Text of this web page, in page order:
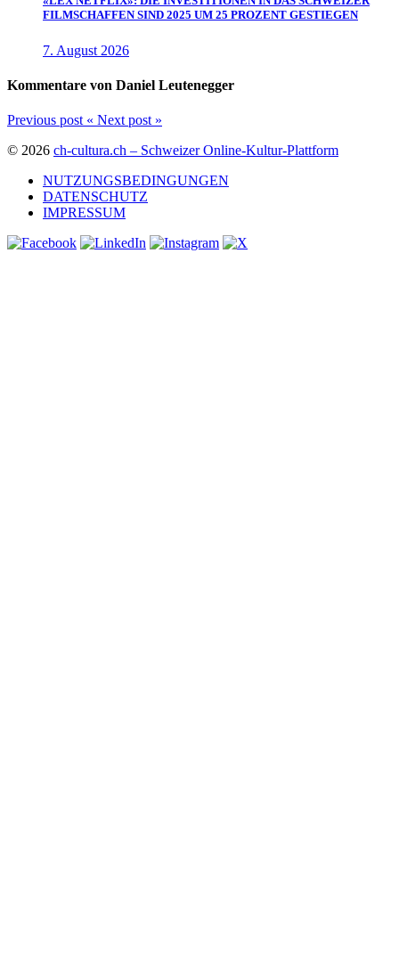
FILMSCHAFFEN SIND 2025 UM 25 PROZENT GESTIEGEN
7. August 2026
Kommentare von Daniel Leutenegger
Previous post « Next post »
© 2026 ch-cultura.ch – Schweizer Online-Kultur-Plattform
NUTZUNGSBEDINGUNGEN
DATENSCHUTZ
IMPRESSUM